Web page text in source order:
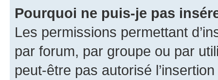
Pourquoi ne puis-je pas
Les permissions permettant
par forum, par groupe ou par
peut-être pas autorisé